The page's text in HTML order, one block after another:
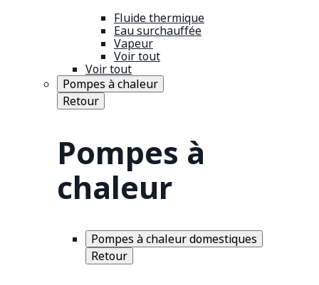
Fluide thermique
Eau surchauffée
Vapeur
Voir tout
Voir tout
Pompes à chaleur
Retour
Pompes à
chaleur
Pompes à chaleur domestiques
Retour